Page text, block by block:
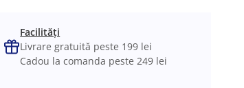
Facilități
Livrare gratuită peste 199 lei
Cadou la comanda peste 249 lei